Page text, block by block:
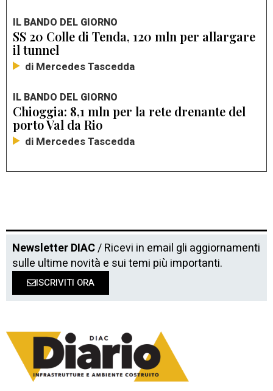
IL BANDO DEL GIORNO
SS 20 Colle di Tenda, 120 mln per allargare
il tunnel
di Mercedes Tascedda
IL BANDO DEL GIORNO
Chioggia: 8,1 mln per la rete drenante del
porto Val da Rio
di Mercedes Tascedda
Newsletter DIAC/ Ricevi in email gli aggiornamenti
sulle ultime novità e sui temi più importanti.
ISCRIVITI ORA